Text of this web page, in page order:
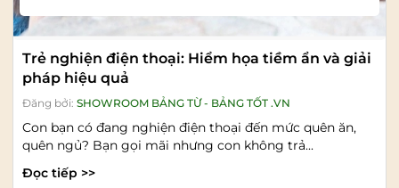
Trẻ nghiện điện thoại: Hiểm họa tiềm ẩn và giải
pháp hiệu quả
Đăng bởi: SHOWROOM BẢNG TỪ - BẢNG TỐT .VN
Con bạn có đang nghiện điện thoại đến mức quên ăn,
quên ngủ? Bạn gọi mãi nhưng con không trả...
Đọc tiếp >>